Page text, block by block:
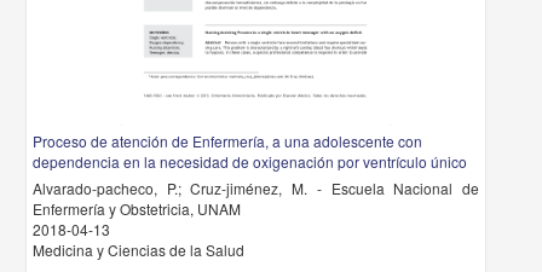
Proceso de atención de Enfermería, a una adolescente con
dependencia en la necesidad de oxigenación por ventrículo único
Alvarado-pacheco, P.; Cruz-jiménez, M. - Escuela Nacional de
Enfermería y Obstetricia, UNAM
2018-04-13
Medicina y Ciencias de la Salud